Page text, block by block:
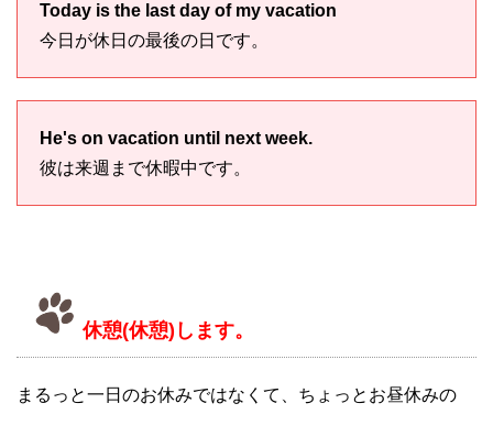
Today is the last day of my vacation
今日が休日の最後の日です。
He's on vacation until next week.
彼は来週まで休暇中です。
休憩(休憩)します。
まるっと一日のお休みではなくて、ちょっとお昼休みの